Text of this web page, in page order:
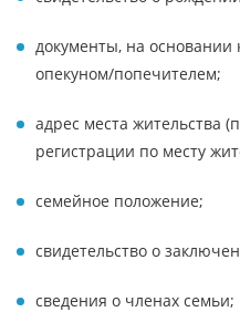
документы, на основании
опекуном/попечителем;
адрес места жительства
регистрации по месту
семейное положение;
свидетельство о
сведения о членах семьи;